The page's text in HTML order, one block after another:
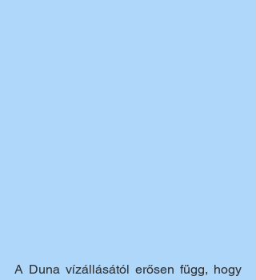
A Duna vízállásától erősen függ, hogy